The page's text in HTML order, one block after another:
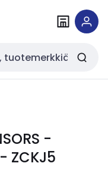
-
ZCKJ5